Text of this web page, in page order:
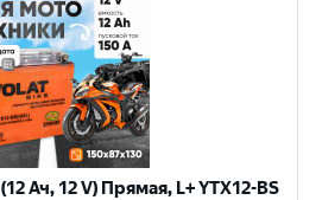
Ач, 12 V) Прямая, L+ YTX12-BS